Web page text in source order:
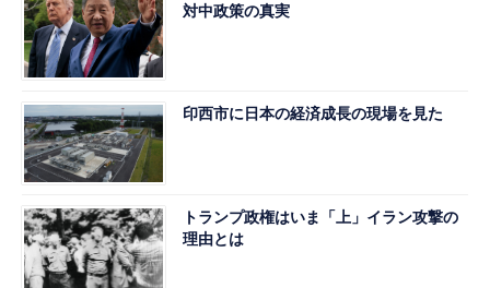
対中政策の真実
印西市に日本の経済成長の現場を見た
トランプ政権はいま「上」イラン攻撃の
理由とは